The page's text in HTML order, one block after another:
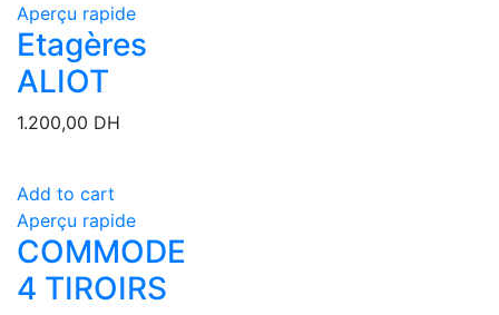
Aperçu rapide
Etagères
ALIOT
1.200,00 DH
Add to cart
Aperçu rapide
COMMODE
4 TIROIRS